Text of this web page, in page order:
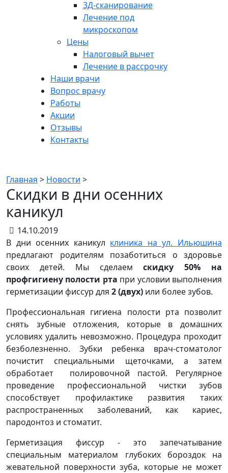
3Д-сканирование
Лечение под
микроскопом
Цены
Налоговый вычет
Лечение в рассрочку
Наши врачи
Вопрос врачу
Работы
Акции
Отзывы
Контакты
Главная > Новости >
Скидки в дни осенних
каникул
14.10.2019
В дни осенних каникул клиника на ул. Ильюшина
предлагают родителям позаботиться о здоровье
своих детей. Мы сделаемскидку 50% на
профгигиену полости рта при условии выполнения
герметизации фиссур для 2 (двух) или более зубов.
Профессиональная гигиена полости рта позволит
снять зубные отложения, которые в домашних
условиях удалить невозможно. Процедура проходит
безболезненно. Зубки ребенка врач-стоматолог
почистит специальными щеточками, а затем
обработает полировочной пастой. Регулярное
проведение профессиональной чистки зубов
способствует профилактике развития таких
распространенных заболеваний, как кариес,
пародонтоз и стоматит.
Герметизация фиссур - это запечатывание
специальным материалом глубоких бороздок на
жевательной поверхности зуба, которые не может